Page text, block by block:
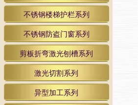
不锈钢楼梯护栏系列
不锈钢防盗门窗系列
剪板折弯激光刨槽系列
激光切割系列
异型加工系列